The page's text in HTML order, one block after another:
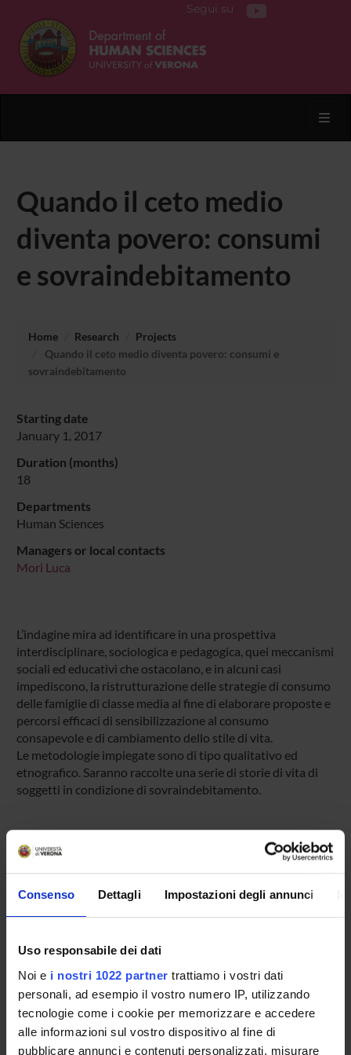
Consenso Dettagli Impostazioni degli annunci
Uso responsabile dei dati
Noi e i nostri 1022 partner trattiamo i vostri dati
personali, ad esempio il vostro numero IP, utilizzando
tecnologie come i cookie per memorizzare e accedere
alle informazioni sul vostro dispositivo al fine di
pubblicare annunci e contenuti personalizzati, misurare
Segui su
Quando il ceto medio
diventa povero: consumi
e sovraindebitamento
Home Research
Projects
Quando il ceto medio diventa povero: consumi e
sovraindebitamento
Starting date
January 1, 2017
Duration (months)
18
Departments
Human Sciences
Managers or local contacts
Mori Luca
L’indagine mira ad identificare in una prospettiva
interdisciplinare, sociologica e pedagogica, quei meccanismi
sociali ed educativi che ostacolano, e in alcuni casi
impediscono, la ristrutturazione delle strategie di consumo
delle famiglie di classe media al fine di elaborare proposte e
percorsi efficaci di sensibilizzazione al consumo
consapevole e di cambiamento dello stile di vita.
Le metodologie impiegate sono di tipo qualitativo ed
etnografico. Saranno raccolte una serie di storie di vita di
soggetti in condizione di sovraindebitamento.
PROJECT PARTICIPANTS
Antonietta De Vita
Associate Professor
RESEARCH AREAS INVOLVED IN THE PROJECT
Società inclusive e pratiche di cittadinanza